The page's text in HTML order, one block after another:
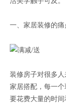
一、家居装修的痛
装修房子对很多
家居搭配，每一
要花费大量的时